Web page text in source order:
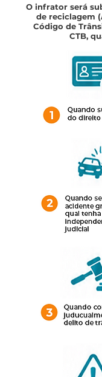
O infrator será
de reciclagem
Código de
CTB,